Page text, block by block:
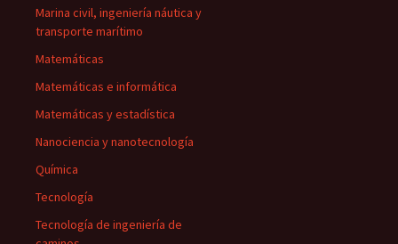
Marina civil, ingeniería náutica y
transporte marítimo
Matemáticas
Matemáticas e informática
Matemáticas y estadística
Nanociencia y nanotecnología
Química
Tecnología
Tecnología de ingeniería de